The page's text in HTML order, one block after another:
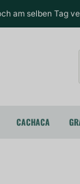
am selben Tag
CACHACA